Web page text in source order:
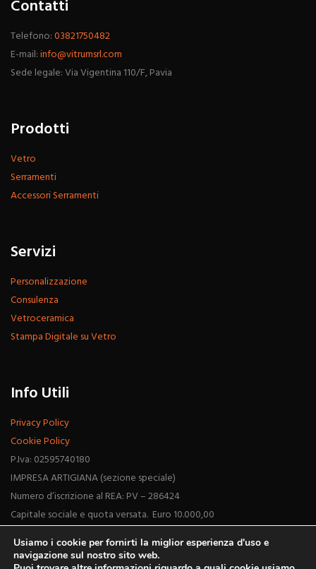
Contatti
Telefono:03821750482
E-mail:info@vitrumsrl.com
Sede legale: Via Vigentina 110/F, Pavia
Prodotti
Vetro
Serramenti
Accessori Serramenti
Servizi
Personalizzazione
Consulenza
Vetroceramica
Stampa Digitale su Vetro
Info Utili
Privacy Policy
Cookie Policy
P.Iva: 02595740180
IMPRESA ARTIGIANA (sezione speciale)
Numero d’iscrizione al REA: PV – 286424
Capitale sociale e quota versata. Euro 10.000,00
Usiamo i cookie per fornirti la miglior esperienza d'uso e
navigazione sul nostro sito web.